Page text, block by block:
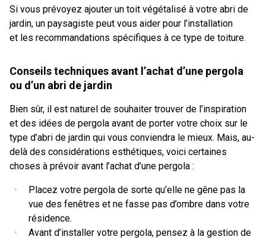
Si vous prévoyez ajouter un toit végétalisé à votre abri de
jardin, un paysagiste peut vous aider pour l’installation
et les recommandations spécifiques à ce type de toiture.
Conseils techniques avant l’achat d’une pergola
ou d’un abri de jardin
Bien sûr, il est naturel de souhaiter trouver de l’inspiration
et des idées de pergola avant de porter votre choix sur le
type d’abri de jardin qui vous conviendra le mieux. Mais, au-
delà des considérations esthétiques, voici certaines
choses à prévoir avant l’achat d’une pergola :
Placez votre pergola de sorte qu’elle ne gêne pas la
vue des fenêtres et ne fasse pas d’ombre dans votre
résidence.
Avant d’installer votre pergola, pensez à la gestion de